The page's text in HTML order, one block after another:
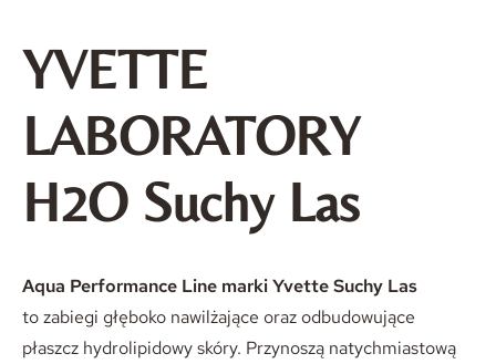
YVETTE
LABORATORY
H2O Suchy Las
Aqua Performance Line marki Yvette Suchy Las
to zabiegi głęboko nawilżające oraz odbudowujące
płaszcz hydrolipidowy skóry. Przynoszą natychmiastową